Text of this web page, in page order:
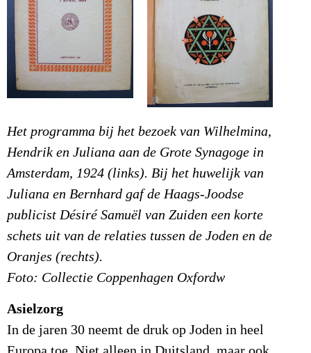
Het programma bij het bezoek van Wilhelmina,
Hendrik en Juliana aan de Grote Synagoge in
Amsterdam, 1924 (links). Bij het huwelijk van
Juliana en Bernhard gaf de Haags-Joodse
publicist Désiré Samuël van Zuiden een korte
schets uit van de relaties tussen de Joden en de
Oranjes (rechts).
Foto: Collectie Coppenhagen Oxfordw
Asielzorg
In de jaren 30 neemt de druk op Joden in heel